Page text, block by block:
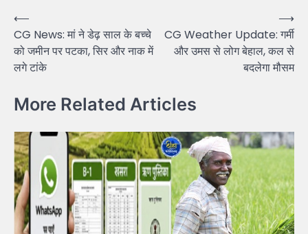
Post
navigation
⟵
CG News: मां ने डेढ़ साल के बच्चे
को जमीन पर पटका, सिर और नाक में
लगे टांके
CG Weather Update: गर्मी
और उमस से लोग बेहाल, कल से
बदलेगा मौसम
⟶
More Related Articles